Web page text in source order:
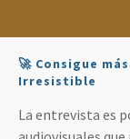
🚀 Consigue
Irresistible
La entrevista es